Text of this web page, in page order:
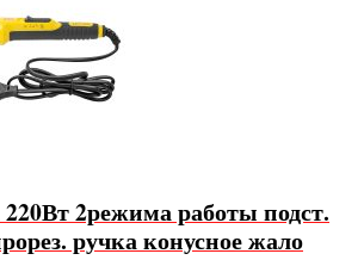
2режима работы подст.
ручка конусное жало